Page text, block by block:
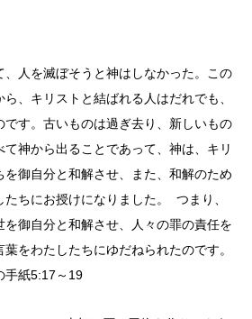
、人を滅ぼそうと神はしなかった。この
、キリストと結ばれる人はだれでも、
です。古いものは過ぎ去り、新しいもの
神から出ることであって、神は、キリ
を御自分と和解させ、また、和解のため
ちにお授けになりました。 つまり、
御自分と和解させ、人々の罪の責任を
をわたしたちにゆだねられたのです。
手紙5:17～19